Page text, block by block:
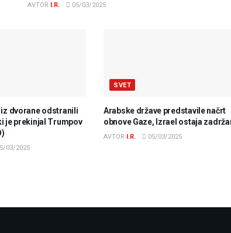
AVTOR I.R. 05/03/2025
iz dvorane odstranili
je prekinjal Trumpov
03/2025
SVET
Arabske države predstavile načrt
obnove Gaze, Izrael ostaja
AVTOR I.R. 05/03/2025